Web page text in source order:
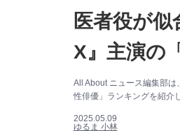
医者役が
X』主演の
All About ニュース編集部
性俳優」ランキングを紹介
2025.05.09
ゆるま 小林